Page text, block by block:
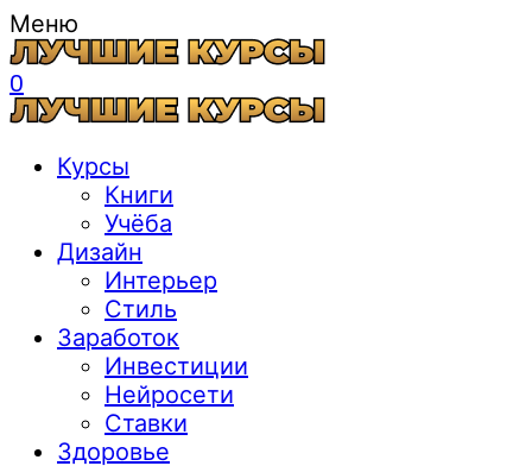
Меню
0
Курсы
Книги
Учёба
Дизайн
Интерьер
Стиль
Заработок
Инвестиции
Нейросети
Ставки
Здоровье